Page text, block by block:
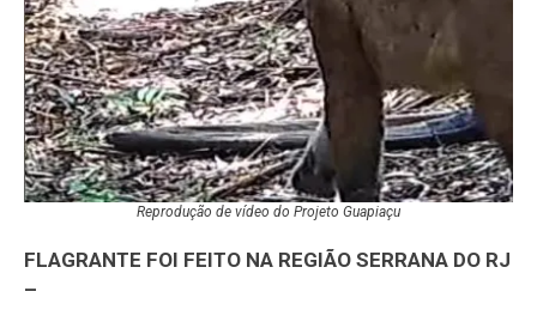
Reprodução de vídeo do Projeto Guapiaçu
FLAGRANTE FOI FEITO NA REGIÃO SERRANA DO RJ
–